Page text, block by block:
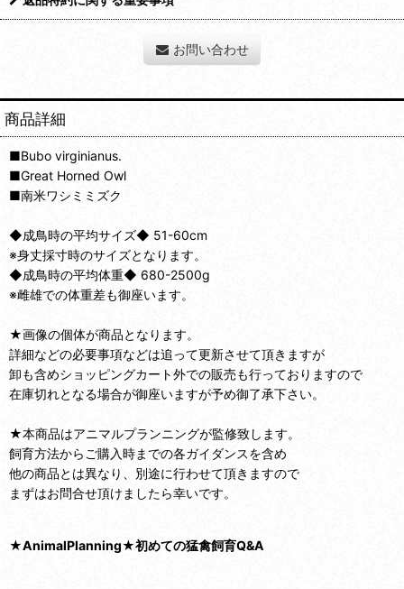
お問い合わせ
商品詳細
■Bubo virginianus.
■Great Horned Owl
■南米ワシミミズク
◆成鳥時の平均サイズ◆ 51-60cm
※身丈採寸時のサイズとなります。
◆成鳥時の平均体重◆ 680-2500g
※雌雄での体重差も御座います。
★画像の個体が商品となります。
詳細などの必要事項などは追って更新させて頂きますが
卸も含めショッピングカート外での販売も行っておりますので
在庫切れとなる場合が御座いますが予め御了承下さい。
★本商品はアニマルプランニングが監修致します。
飼育方法からご購入時までの各ガイダンスを含め
他の商品とは異なり、別途に行わせて頂きますので
まずはお問合せ頂けましたら幸いです。
★AnimalPlanning★初めての猛禽飼育Q&A